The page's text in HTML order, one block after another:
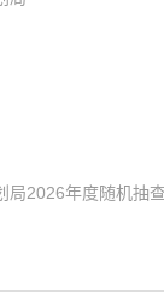
局2026年度随机抽